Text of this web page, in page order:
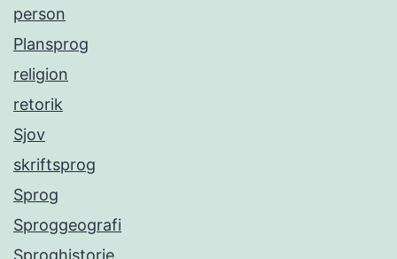
person
Plansprog
religion
retorik
Sjov
skriftsprog
Sprog
Sproggeografi
Sproghistorie